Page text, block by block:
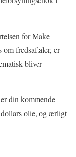
for Make
fredsaftaler, er
bliver
din kommende
olie, og ærligt